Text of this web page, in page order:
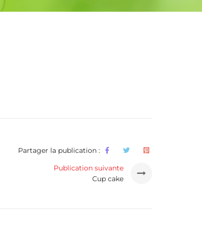
Partager la publication :
Publication suivante
Cup cake